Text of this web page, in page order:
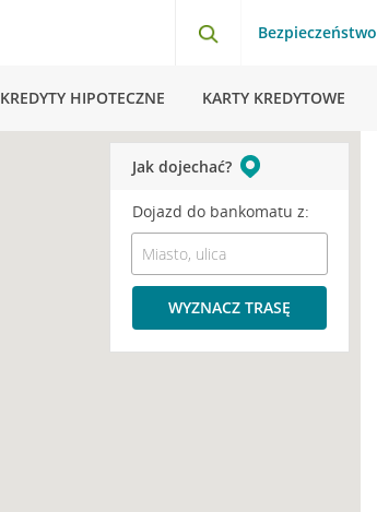
Bezpieczeństwo
KREDYTY HIPOTECZNE KARTY KREDYTOWE
Jak dojechać?
Dojazd do bankomatu z:
WYZNACZ TRASĘ